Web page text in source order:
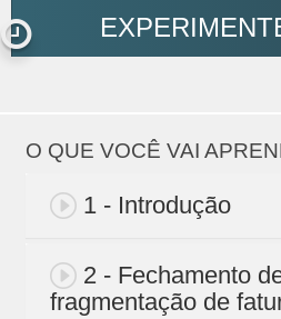
O QUE VOCÊ VAI
1 - Introdução
2 - Fechamento
fragmentação de